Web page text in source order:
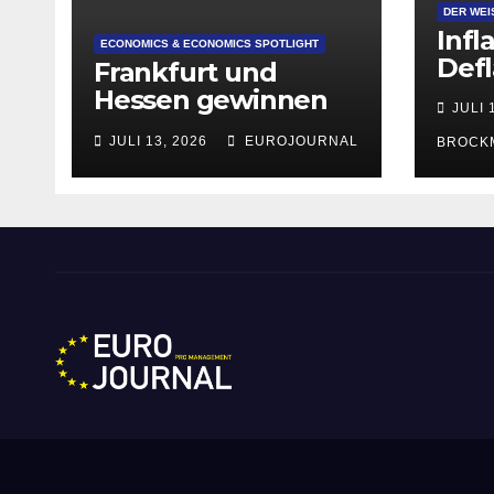
ECONOMICS & ECONOMICS SPOTLIGHT
Frankfurt und
Hessen gewinnen
deutlich an
Attraktivität für
Startup-
JULI 13, 2026 EUROJOURNAL
DER
JULI